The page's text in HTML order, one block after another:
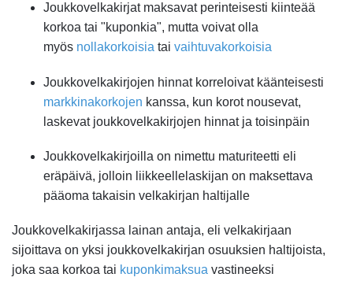
Joukkovelkakirjat maksavat perinteisesti kiinteää
korkoa tai "kuponkia", mutta voivat olla
myös nollakorkoisia tai vaihtuvakorkoisia
Joukkovelkakirjojen hinnat korreloivat käänteisesti
markkinakorkojen kanssa, kun korot nousevat,
laskevat joukkovelkakirjojen hinnat ja toisinpäin
Joukkovelkakirjoilla on nimettu maturiteetti eli
eräpäivä, jolloin liikkeellelaskijan on maksettava
pääoma takaisin velkakirjan haltijalle
Joukkovelkakirjassa lainan antaja, eli velkakirjaan
sijoittava on yksi joukkovelkakirjan osuuksien haltijoista,
joka saa korkoa tai kuponkimaksua vastineeksi